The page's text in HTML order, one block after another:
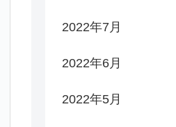
2022年7月
2022年6月
2022年5月